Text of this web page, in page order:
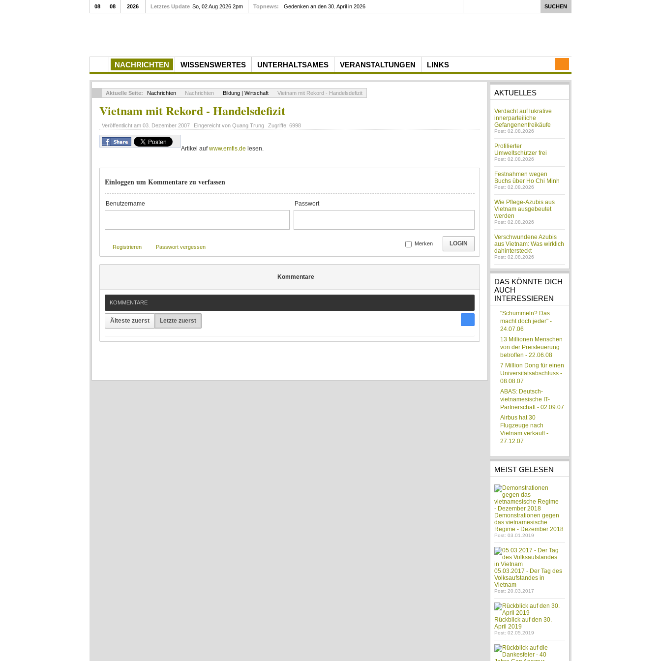
NACHRICHTEN WISSENSWERTES UNTERHALTSAMES VERANSTALTUNGEN LINKS
08 08 2026 Letztes Update So, 02 Aug 2026 2pm Topnews: Gedenken an den 30. April in 2026
Aktuelle Seite: Nachrichten Nachrichten Bildung | Wirtschaft Vietnam mit Rekord - Handelsdefizit
Vietnam mit Rekord - Handelsdefizit
Veröffentlicht am 03. Dezember 2007 Eingereicht von Quang Trung Zugriffe: 6998
Artikel aufwww.emfis.de lesen.
Einloggen um Kommentare zu verfassen
Benutzername Passwort
LOGIN
Merken
Registrieren Passwort vergessen
Kommentare
KOMMENTARE
Älteste zuerst Letzte zuerst
AKTUELLES
Verdacht auf lukrative
innerparteiliche
Gefangenenfreikäufe
Post: 02.08.2026
Profilierter
Umweltschützer frei
Post: 02.08.2026
Festnahmen wegen
Buchs über Ho Chi Minh
Post: 02.08.2026
Wie Pflege-Azubis aus
Vietnam ausgebeutet
werden
Post: 02.08.2026
Verschwundene Azubis
aus Vietnam: Was wirklich
dahintersteckt
Post: 02.08.2026
DAS KÖNNTE DICH
AUCH
INTERESSIEREN
"Schummeln? Das
macht doch jeder" -
24.07.06
13 Millionen Menschen
von der Preisteuerung
betroffen - 22.06.08
7 Million Dong für einen
Universitätsabschluss -
08.08.07
ABAS: Deutsch-
vietnamesische IT-
Partnerschaft - 02.09.07
Airbus hat 30
Flugzeuge nach
Vietnam verkauft -
27.12.07
MEIST GELESEN
Demonstrationen gegen
das vietnamesische
Regime - Dezember 2018
Post: 03.01.2019
05.03.2017 - Der Tag des
Volksaufstandes in
Vietnam
Post: 20.03.2017
Rückblick auf den 30.
April 2019
Post: 02.05.2019